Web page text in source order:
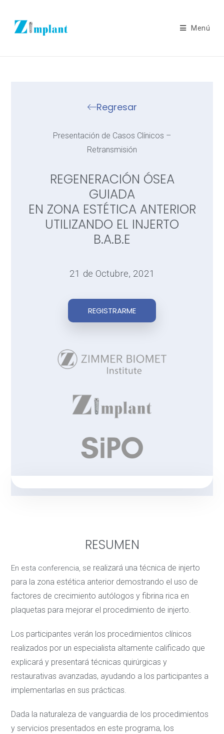
Menú
Regresar
Presentación de Casos Clínicos –
Retransmisión
REGENERACIÓN ÓSEA
GUIADA
EN ZONA ESTÉTICA ANTERIOR
UTILIZANDO EL INJERTO
B.A.B.E
21 de Octubre, 2021
REGISTRARME
RESUMEN
En esta conferencia, se realizará una técnica de injerto
para la zona estética anterior demostrando el uso de
factores de crecimiento autólogos y fibrina rica en
plaquetas para mejorar el procedimiento de injerto.
Los participantes verán los procedimientos clínicos
realizados por un especialista altamente calificado que
explicará y presentará técnicas quirúrgicas y
restaurativas avanzadas, ayudando a los participantes a
implementarlas en sus prácticas.
Dada la naturaleza de vanguardia de los procedimientos
y servicios presentados en este programa, los